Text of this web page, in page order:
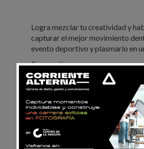
Logra mezclar tu creatividad y
capturar el mejor movimiento
evento deportivo y plasmarlo en
Compartir en:
Correo electrónico
Twitter Google Plus
LinkedIn
CURSOS
¿ERES
CONSULTA AQUÍ